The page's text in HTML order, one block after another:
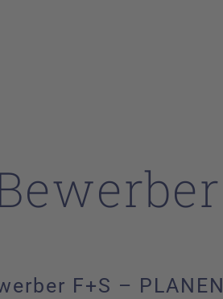
F+S – PLANEN